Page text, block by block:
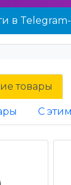
в
товары
С